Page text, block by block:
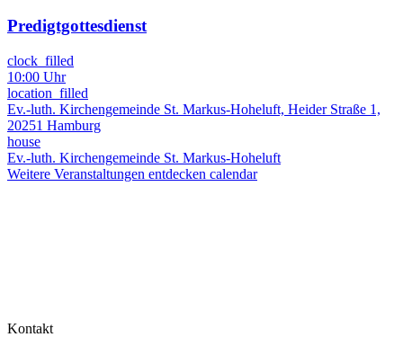
Predigtgottesdienst
clock_filled
10:00 Uhr
location_filled
Ev.-luth. Kirchengemeinde St. Markus-Hoheluft, Heider Straße 1,
20251 Hamburg
house
Ev.-luth. Kirchengemeinde St. Markus-Hoheluft
Weitere Veranstaltungen entdecken calendar
Kontakt